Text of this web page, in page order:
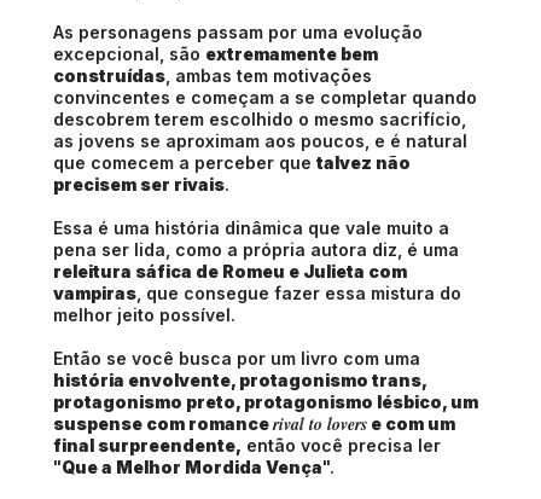
As personagens passam por uma evolução
excepcional, são extremamente bem
construídas , ambas tem motivações
convincentes e começam a se completar quando
descobrem terem escolhido o mesmo sacrifício,
as jovens se aproximam aos poucos, e é natural
que comecem a perceber que talvez não
precisem ser rivais.
Essa é uma história dinâmica que vale muito a
pena ser lida, como a própria autora diz, é uma
releitura sáfica de Romeu e Julieta com
vampiras , que consegue fazer essa mistura do
melhor jeito possível.
Então se você busca por um livro com uma
história envolvente, protagonismo trans,
protagonismo preto, protagonismo lésbico, um
suspense com romancerival to lovers e com um
final surpreendente, então você precisa ler
"Que a Melhor Mordida Vença".